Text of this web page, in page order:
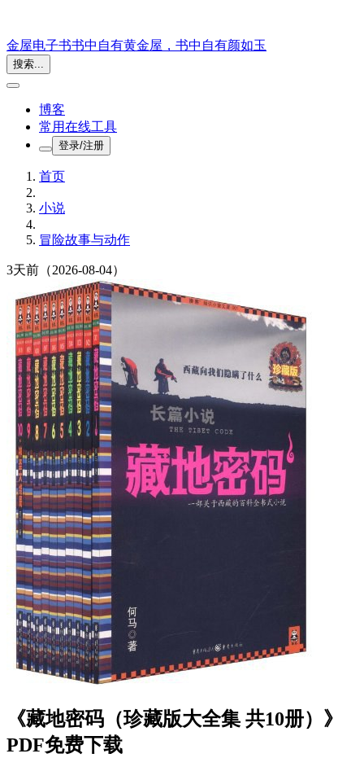
金屋电子书书中自有黄金屋，书中自有颜如玉
搜索...
博客
常用在线工具
登录/注册
首页
小说
冒险故事与动作
3天前 （2026-08-04）
《藏地密码（珍藏版大全集 共10册）》
PDF免费下载